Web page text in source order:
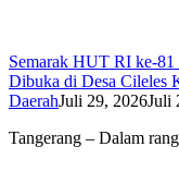
Semarak HUT RI ke-81
Dibuka di Desa Cileles
DaerahJuli 29, 2026Juli
Tangerang – Dalam